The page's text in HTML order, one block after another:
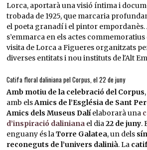
Lorca, aportarà una visió íntima i
trobada de 1925, que marcaria
el poeta granadí i el pintor empordanès.
s’emmarca en els actes
visita de Lorca a Figueres organitzats
diverses entitats i nou instituts de l'Alt
Catifa floral daliniana pel Corpus, el 22 de juny
Amb motiu de la celebració del Corpus
amb elsAmics de l’Església de Sant
Amics dels Museus Dalíelaborarà una
d’inspiració dalinianael dia22 de juny.
enguany és laTorre Galatea, un dels
reconeguts de l’univers dalinià. La